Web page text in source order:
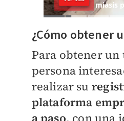
¿Cómo obtener
Para obtener
persona
realizar su
plataforma